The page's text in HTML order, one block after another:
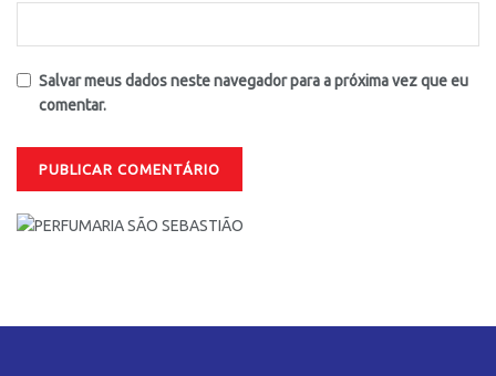
Salvar meus dados neste navegador para a próxima vez que eu
comentar.